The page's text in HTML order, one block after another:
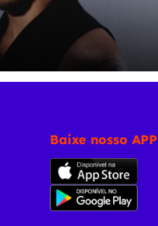
Baixe nosso APP